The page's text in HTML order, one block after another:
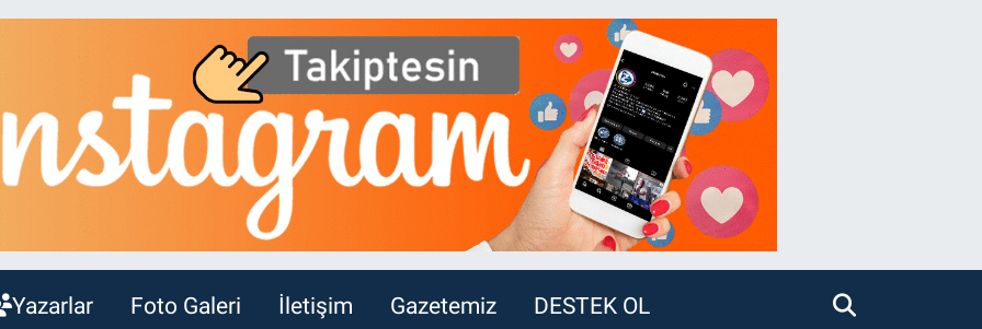
Yazarlar Foto Galeri İletişim Gazetemiz DESTEK OL